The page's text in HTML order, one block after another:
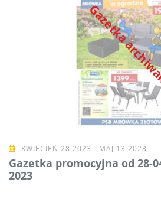
Gazetka
KWIECIEŃ 28 2023 - MAJ 13 2023
Gazetka promocyjna od 28-
2023